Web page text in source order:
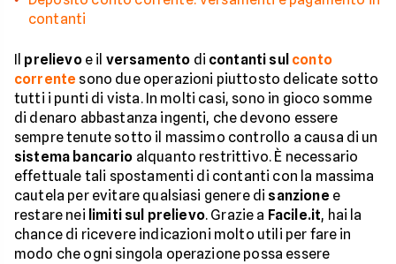
contanti
prelievoe il versamento di contanti sul conto
corrente sono due operazioni piuttosto delicate sotto
tutti i punti di vista. In molti casi, sono in gioco somme
di denaro abbastanza ingenti, che devono essere
sempre tenute sotto il massimo controllo a causa di un
sistema bancario alquanto restrittivo. È necessario
effettuale tali spostamenti di contanti con la massima
cautela per evitare qualsiasi genere di sanzione e
restare nei limiti sul prelievo. Grazie a Facile.it, hai la
chance di ricevere indicazioni molto utili per fare in
modo che ogni singola operazione possa essere